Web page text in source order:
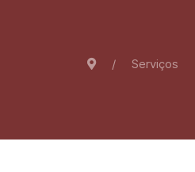
Serviços